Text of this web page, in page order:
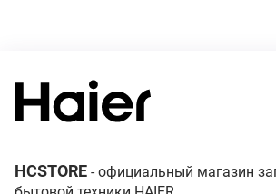
HCSTORE - официальный магазин